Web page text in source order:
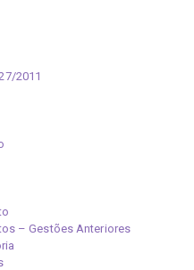
2011
– Gestões Anteriores